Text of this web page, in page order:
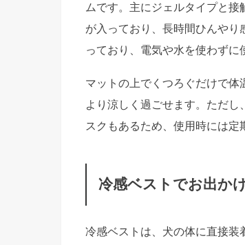
ムです。主にジェルタイプと
が入っており、長時間ひんや
っており、電気や水を使わずに
マットの上でくつろぐだけで体
より涼しく過ごせます。ただ
スクもあるため、使用時には定
冷感ベストでお出か
冷感ベストは、犬の体に直接装